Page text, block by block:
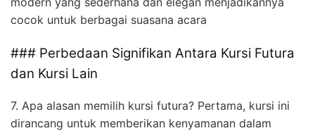
cocok untuk berbagai suasana acara
### Perbedaan Signifikan Antara Kursi Futura
dan Kursi Lain
7. Apa alasan memilih kursi futura? Pertama, kursi ini
dirancang untuk memberikan kenyamanan dalam